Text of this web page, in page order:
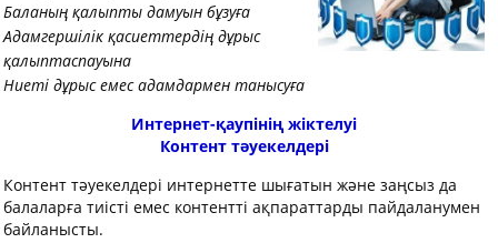
Баланың қалыпты дамуын бұзуға
Адамгершілік қасиеттердің дұрыс
қалыптаспауына
Ниеті дұрыс емес адамдармен танысуға
Интернет-қаупінің жіктелуі
Контент тәуекелдері
Контент тәуекелдері интернетте шығатын және заңсыз да
балаларға тиісті емес контентті ақпараттарды пайдаланумен
байланысты.